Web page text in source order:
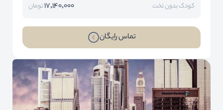
کودک بدون تخت 17,140,000تومان
تماس رایگان